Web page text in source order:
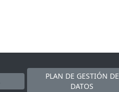
PLAN DE GESTIÓN DE
DATOS